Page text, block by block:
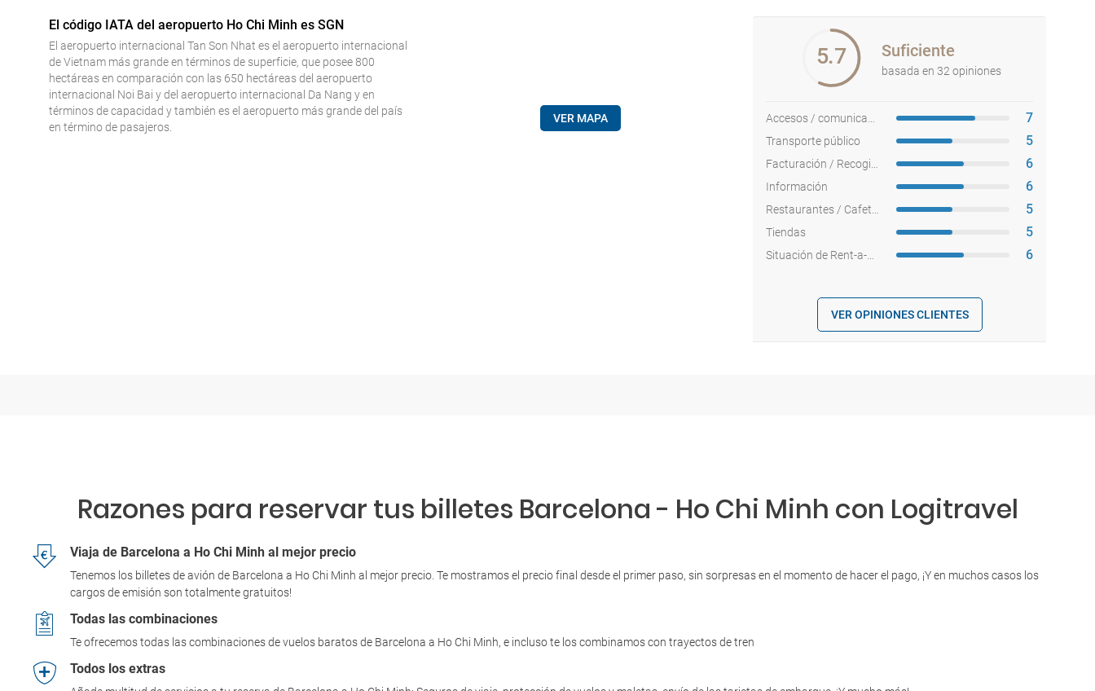
El código IATA del aeropuerto Ho Chi Minh es SGN
El aeropuerto internacional Tan Son Nhat es el aeropuerto internacional
de Vietnam más grande en términos de superficie, que posee 800
hectáreas en comparación con las 650 hectáreas del aeropuerto
internacional Noi Bai y del aeropuerto internacional Da Nang y en
términos de capacidad y también es el aeropuerto más grande del país
en término de pasajeros.
VER MAPA
5.7 Suficiente
basada en 32 opiniones
7
Transporte público 5
6
Información 6
5
Tiendas 5
6
VER OPINIONES CLIENTES
Razones para reservar tus billetes Barcelona - Ho Chi Minh con Logitravel
Viaja de Barcelona a Ho Chi Minh al mejor precio
Tenemos los billetes de avión de Barcelona a Ho Chi Minh al mejor precio. Te mostramos el precio final desde el primer paso, sin sorpresas en el momento de hacer el pago, ¡Y en muchos casos los
cargos de emisión son totalmente gratuitos!
Todas las combinaciones
Te ofrecemos todas las combinaciones de vuelos baratos de Barcelona a Ho Chi Minh, e incluso te los combinamos con trayectos de tren
Todos los extras